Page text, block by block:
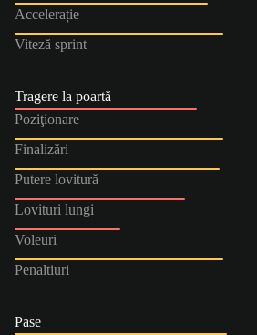
Accelerație
Viteză sprint
Tragere la poartă
Poziţionare
Finalizări
Putere lovitură
Lovituri lungi
Voleuri
Penaltiuri
Pase